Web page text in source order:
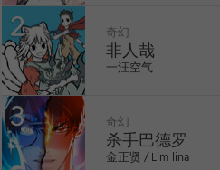
like
奇幻
非人哉
一汪空气
奇幻
杀手巴德罗
金正贤 / Lim lina